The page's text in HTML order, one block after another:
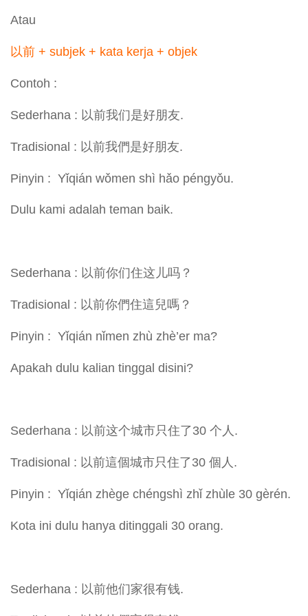
Atau
以前 + subjek + kata kerja + objek
Contoh :
Sederhana : 以前我们是好朋友.
Tradisional : 以前我們是好朋友.
Pinyin : Yǐqián wǒmen shì hǎo péngyǒu.
Dulu kami adalah teman baik.
Sederhana : 以前你们住这儿吗？
Tradisional : 以前你們住這兒嗎？
Pinyin : Yǐqián nǐmen zhù zhè’er ma?
Apakah dulu kalian tinggal disini?
Sederhana : 以前这个城市只住了30 个人.
Tradisional : 以前這個城市只住了30 個人.
Pinyin : Yǐqián zhège chéngshì zhǐ zhùle 30 gèrén.
Kota ini dulu hanya ditinggali 30 orang.
Sederhana : 以前他们家很有钱.